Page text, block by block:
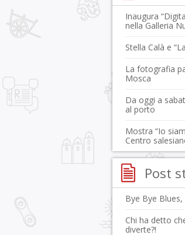
Inaugura
nella Galleria
Stella Calà e
La fotografia
Mosca
Da oggi a
al porto
Mostra “Io
Centro
Post
Bye Bye
Chi ha detto
diverte?!